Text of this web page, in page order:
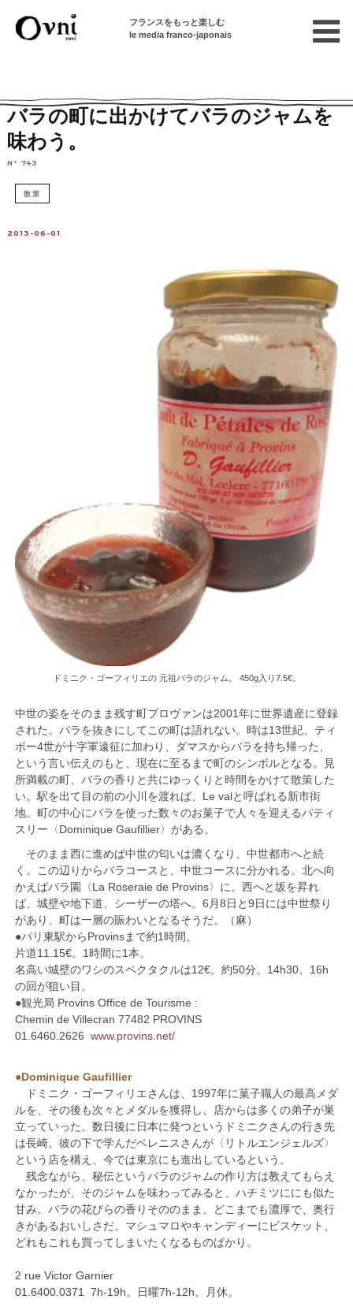
フランスをもっと楽しむ
le media franco-japonais
バラの町に出かけてバラのジャムを
味わう。
N° 743
散策
2013-06-01
ドミニク・ゴーフィリエの 元祖バラのジャム。 450g入り7.5€。
中世の姿をそのまま残す町プロヴァンは2001年に世界遺産に登録
された。バラを抜きにしてこの町は語れない。時は13世紀、ティ
ボー4世が十字軍遠征に加わり、ダマスからバラを持ち帰った、
という言い伝えのもと、現在に至るまで町のシンボルとなる。見
所満載の町、バラの香りと共にゆっくりと時間をかけて散策した
い。駅を出て目の前の小川を渡れば、Le valと呼ばれる新市街
地。町の中心にバラを使った数々のお菓子で人々を迎えるパティ
スリー〈Dominique Gaufillier〉がある。
そのまま西に進めば中世の匂いは濃くなり、中世都市へと続
く。この辺りからバラコースと、中世コースに分かれる。北へ向
かえばバラ園〈La Roseraie de Provins〉に。西へと坂を昇れ
ば、城壁や地下道、シーザーの塔へ。6月8日と9日には中世祭り
があり、町は一層の賑わいとなるそうだ。（麻）
●パリ東駅からProvinsまで約1時間。
片道11.15€。1時間に1本。
名高い城壁のワシのスペクタクルは12€。約50分。14h30、16h
の回が狙い目。
●観光局 Provins Office de Tourisme :
Chemin de Villecran 77482 PROVINS
01.6460.2626 www.provins.net/
●Dominique Gaufillier
ドミニク・ゴーフィリエさんは、1997年に菓子職人の最高メダ
ルを、その後も次々とメダルを獲得し、店からは多くの弟子が巣
立っていった。数日後に日本に発つというドミニクさんの行き先
は長崎。彼の下で学んだベレニスさんが〈リトルエンジェルズ〉
という店を構え、今では東京にも進出しているという。
残念ながら、秘伝というバラのジャムの作り方は教えてもらえ
なかったが、そのジャムを味わってみると、ハチミツににも似た
甘み。バラの花びらの香りそののまま、どこまでも濃厚で、奥行
きがあるおいしさだ。マシュマロやキャンディーにビスケット、
どれもこれも買ってしまいたくなるものばかり。
2 rue Victor Garnier
01.6400.0371 7h-19h。日曜7h-12h。月休。